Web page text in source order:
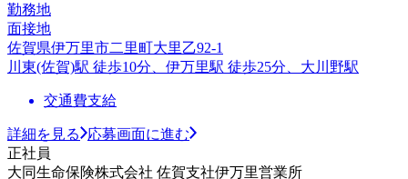
勤務地
面接地
佐賀県伊万里市二里町大里乙92-1
川東(佐賀)駅 徒歩10分、伊万里駅 徒歩25分、大川野駅
交通費支給
詳細を見る
応募画面に進む
正社員
大同生命保険株式会社 佐賀支社伊万里営業所